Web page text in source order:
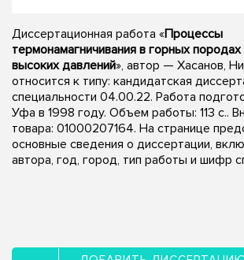
Диссертационная работа «Процессы
термонамагничивания в горных породах
высоких давлений», автор — Хасанов,
относится к типу: кандидатская
специальности 04.00.22. Работа
Уфа в 1998 году. Объем работы: 113 с..
товара: 01000207164. На странице
основные сведения о диссертации,
автора, год, город, тип работы и шифр